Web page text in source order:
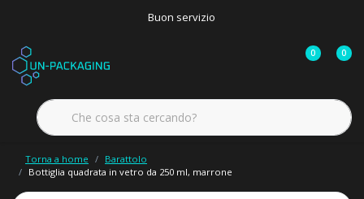
Buon servizio
0 0
Torna a home
Barattolo
Bottiglia quadrata in vetro da 250 ml, marrone